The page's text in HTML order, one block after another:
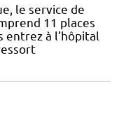
le service de
11 places
entrez à l’hôpital